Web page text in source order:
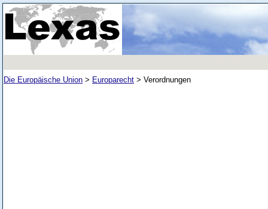
Die Europäische Union > Europarecht > Verordnungen